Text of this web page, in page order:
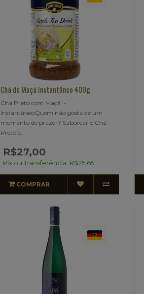
Chá de Maçã Instantâneo 400g
Chá Preto com Maçã -
InstantâneoQuem não gosta de um
momento de prazer? Saborear o Chá
Preto c..
R$27,00
Pix ou Transferência: R$25,65
COMPRAR